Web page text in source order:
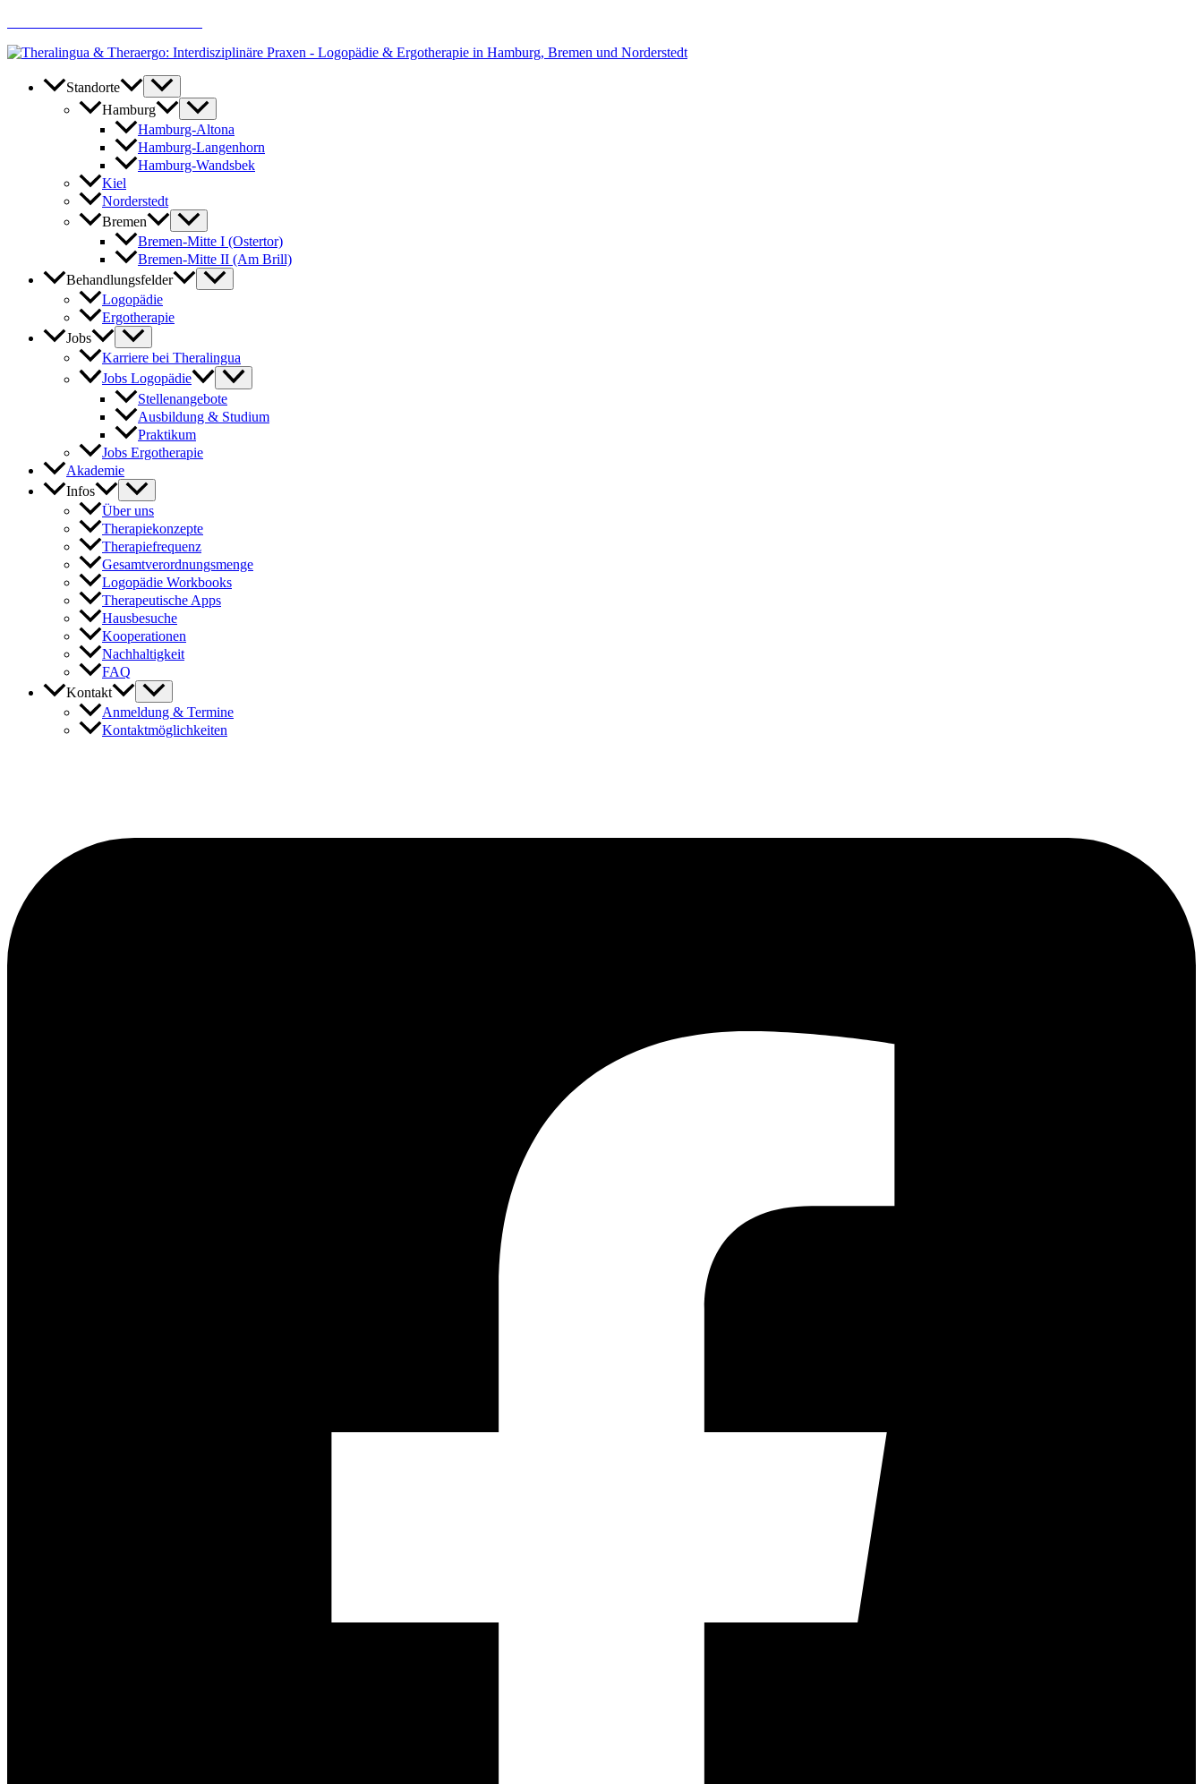
springen
Standorte
Hamburg
Hamburg-Altona
Hamburg-Langenhorn
Hamburg-Wandsbek
Kiel
Norderstedt
Bremen
Bremen-Mitte I (Ostertor)
Bremen-Mitte II (Am Brill)
Behandlungsfelder
Logopädie
Ergotherapie
Jobs
Karriere bei Theralingua
Jobs Logopädie
Stellenangebote
Ausbildung & Studium
Praktikum
Jobs Ergotherapie
Akademie
Infos
Über uns
Therapiekonzepte
Therapiefrequenz
Gesamtverordnungsmenge
Logopädie Workbooks
Therapeutische Apps
Hausbesuche
Kooperationen
Nachhaltigkeit
FAQ
Kontakt
Anmeldung & Termine
Kontaktmöglichkeiten